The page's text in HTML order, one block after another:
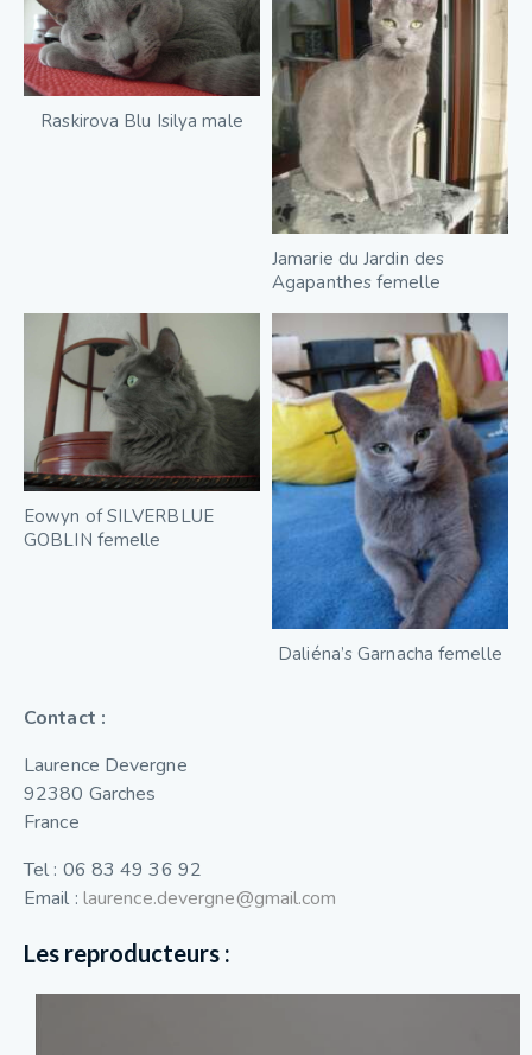
Raskirova Blu Isilya male
Jamarie du Jardin des
Agapanthes femelle
Eowyn of SILVERBLUE
GOBLIN femelle
Daliéna’s Garnacha femelle
Contact :
Laurence Devergne
92380 Garches
France
Tel : 06 83 49 36 92
Email : laurence.devergne@gmail.com
Les reproducteurs :